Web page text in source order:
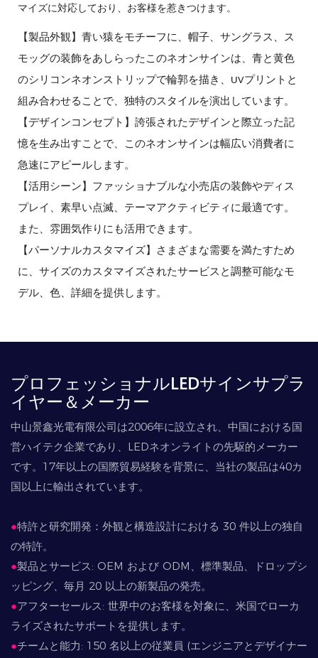
マイズに対応しており、お客様を惹きつけます。
【 製品外観 】 青い猿をモチーフに、帽子、サングラス、ス
モッグの装飾をあしらったこのネオンサインは、青と黄色
のシリコンネオンストリップで輪郭を描き、UVプリントと
組み合わせることで、独特のスタイルを演出しています。
【 デザインコンセプト 】 誇張されたデザインと 際立った記
憶を生み出すことで、このネオンサインは幅広い消費者に
急速にアピールします。
【 活用シーン 】
ファッショナブルな小売店の装飾やディス
プレイ、素早い点滅、テーマアクティビティに最適です。
また、雰囲気作りにも活用できます。
【 パーソナルカスタマイズ 】
さまざまな需要を満たすため
に、サイズのカスタマイズされたサービスと調整可能なモ
デル、色、詳細を提供します。
プロフェッショナルLEDサインサプラ
イヤー＆メーカー
中山景鑫光電有限公司は2006年に設立され、中国における国
営ハイテク企業であり、LEDネオンライトの先駆的メーカー
です。17年以上の国際貿易経験を背景に、当社の製品は40カ
国以上に輸出されています。
●特許と研究開発：外観と構造設計における 30 件以上の独自
の特許。
●製品とサービス: OEM および ODM、標準製品、ドロップシ
ッピング、毎月 20 以上の新製品の発売。
●アフターセールス: 世界中のお客様を対象に、米国でローカ
ライズされたサポートを提供します。
●チームと能力: 150 名以上の従業員 (エンジニアとデザイナー